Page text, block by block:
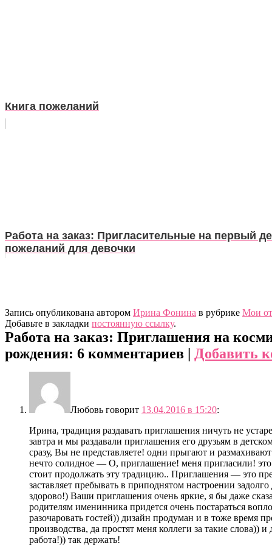
Книга пожеланий
Работа на заказ: Пригласительные на первый
пожеланий для девочки
Запись опубликована автором Ирина Фонина в рубрике Мои
Добавьте в закладки постоянную ссылку.
Работа на заказ: Приглашения на
рождения: 6 комментариев | Добавить
Любовь говорит 13.04.2016 в 15:20:
Ирина, традиция раздавать приглашения ничуть не
завтра и мы раздавали приглашения его друзьям в
сразу, Вы не представляете! одни прыгают и
нечто солидное — О, приглашение! меня пригласили! это
стоит продолжать эту традицию.. Приглашения — это
заставляет пребывать в приподнятом настроении
здорово!) Ваши приглашения очень яркие, я бы даже
родителям именинника придется очень постараться
разочаровать гостей)) дизайн продуман и в тоже время
производства, да простят меня коллеги за такие слова))
работа!)) так держать!